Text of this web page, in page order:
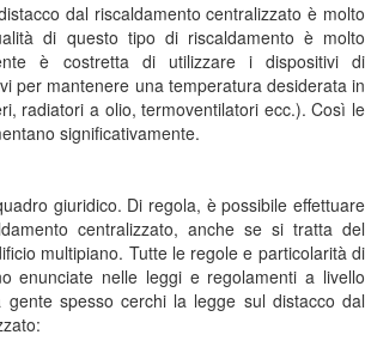
dal riscaldamento centralizzato è molto
di questo tipo di riscaldamento è molto
è costretta di utilizzare i dispositivi di
per mantenere una temperatura desiderata in
radiatori a olio, termoventilatori ecc.). Così le
significativamente.
giuridico. Di regola, è possibile effettuare
centralizzato, anche se si tratta del
multipiano. Tutte le regole e particolarità di
enunciate nelle leggi e regolamenti a livello
gente spesso cerchi la legge sul distacco dal